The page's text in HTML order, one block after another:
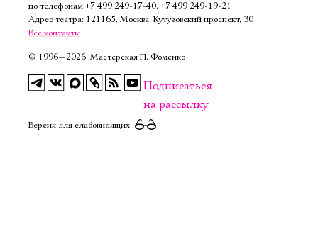
по телефонам +7 499 249‑17‑40, +7 499 249‑19‑21
Адрес театра: 121165, Москва, Кутузовский проспект, 30
Все контакты
© 1996—2026, Мастерская П. Фоменко
Подписаться
на рассылку
Версия для слабовидящих